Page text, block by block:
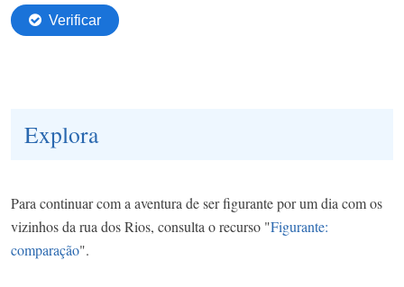
Explora
Para continuar com a aventura de ser figurante por um dia com os
vizinhos da rua dos Rios, consulta o recurso "Figurante:
comparação".